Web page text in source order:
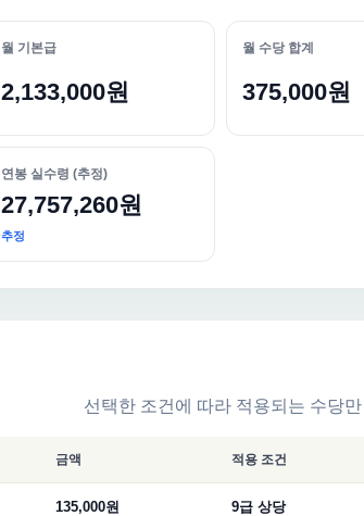
월 기본급
2,133,000원
월 수당 합계
375,000원
연봉 실수령 (추정)
27,757,260원
추정
선택한 조건에 따라 적용되는 수당
금액 적용 조건
135,000원 9급 상당